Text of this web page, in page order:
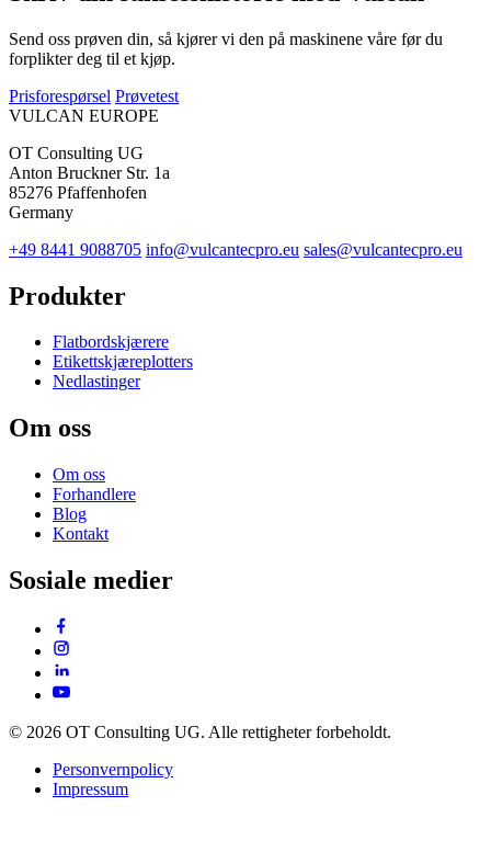
Send oss prøven din, så kjører vi den på maskinene våre før du
forplikter deg til et kjøp.
Prisforespørsel Prøvetest
VULCAN EUROPE
OT Consulting UG
Anton Bruckner Str. 1a
85276 Pfaffenhofen
Germany
+49 8441 9088705 info@vulcantecpro.eu sales@vulcantecpro.eu
Produkter
Flatbordskjærere
Etikettskjæreplotters
Nedlastinger
Om oss
Om oss
Forhandlere
Blog
Kontakt
Sosiale medier
© 2026 OT Consulting UG. Alle rettigheter forbeholdt.
Personvernpolicy
Impressum